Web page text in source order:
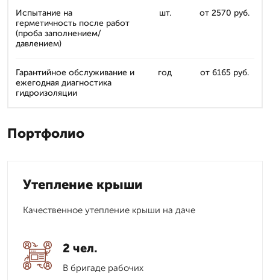
Испытание на
герметичность после работ
(проба заполнением/
давлением)
шт. от 2570 руб.
Гарантийное обслуживание и
ежегодная диагностика
гидроизоляции
год от 6165 руб.
Портфолио
Утепление крыши
Качественное утепление крыши на даче
2 чел.
В бригаде рабочих